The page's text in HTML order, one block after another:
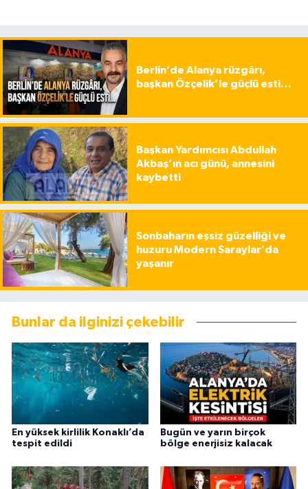
Berlin’de Alanya rüzgârı,
başkan Özçelik’le güçlü esti…
Başkan Yardımcısı Abdullah
Akbaş’ın acı günü, annesini
kaybetti
Sonbaharın eşsiz güzelliği ve
huzuru Modern Saraylar’da
yaşanır
Bunlar da ilginizi çekebilir
En yüksek kirlilik Konaklı’da
tespit edildi
Bugün ve yarın birçok
bölge enerjisiz kalacak